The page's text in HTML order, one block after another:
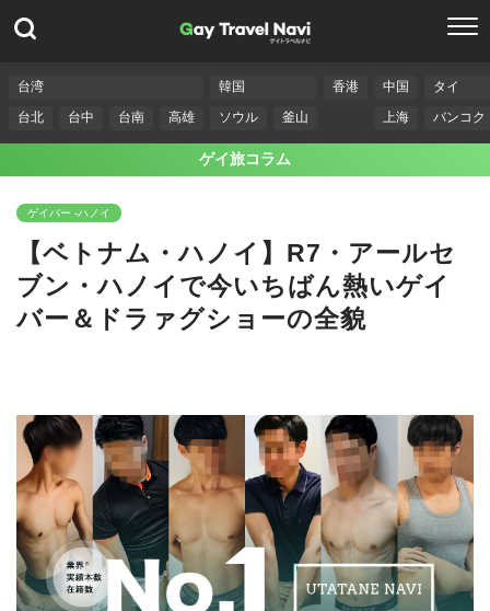
台湾
台北
台中 台南 高雄
韓国
ソウル
釜山
香港
中国
上海
タイ
バンコク
ゲイ旅コラム
ゲイバー -ハノイ
【ベトナム・ハノイ】R7・アールセ
ブン・ハノイで今いちばん熱いゲイ
バー＆ドラァグショーの全貌